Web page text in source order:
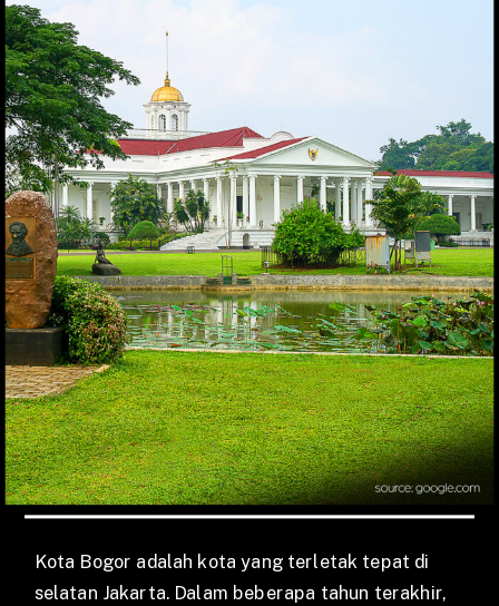
Kota Bogor adalah kota yang terletak tepat di
selatan Jakarta. Dalam beberapa tahun terakhir,